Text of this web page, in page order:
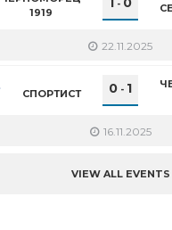
1919
-
22.11.2025
СПОРТИСТ 0 - 1
16.11.2025
VIEW ALL EVENTS